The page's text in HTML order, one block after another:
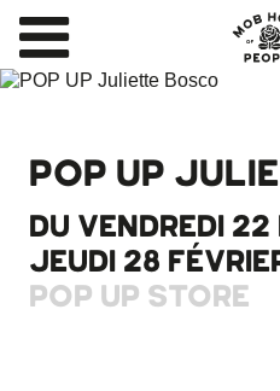
POP UP
DU VENDREDI 22
JEUDI 28
POP UP STORE